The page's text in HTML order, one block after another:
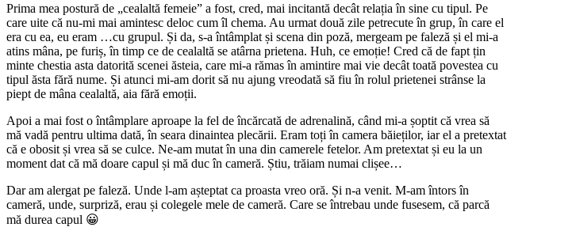
Prima mea postură de „cealaltă femeie” a fost, cred, mai incitantă decât relația în sine cu tipul. Pe
care uite că nu-mi mai amintesc deloc cum îl chema. Au urmat două zile petrecute în grup, în care el
era cu ea, eu eram …cu grupul. Și da, s-a întâmplat și scena din poză, mergeam pe faleză și el mi-a
atins mâna, pe furiș, în timp ce de cealaltă se atârna prietena. Huh, ce emoție! Cred că de fapt țin
minte chestia asta datorită scenei ăsteia, care mi-a rămas în amintire mai vie decât toată povestea cu
tipul ăsta fără nume. Și atunci mi-am dorit să nu ajung vreodată să fiu în rolul prietenei strânse la
piept de mâna cealaltă, aia fără emoții.
Apoi a mai fost o întâmplare aproape la fel de încărcată de adrenalină, când mi-a șoptit că vrea să
mă vadă pentru ultima dată, în seara dinaintea plecării. Eram toți în camera băieților, iar el a pretextat
că e obosit și vrea să se culce. Ne-am mutat în una din camerele fetelor. Am pretextat și eu la un
moment dat că mă doare capul și mă duc în cameră. Știu, trăiam numai clișee…
Dar am alergat pe faleză. Unde l-am așteptat ca proasta vreo oră. Și n-a venit. M-am întors în
cameră, unde, surpriză, erau și colegele mele de cameră. Care se întrebau unde fusesem, că parcă
mă durea capul 😀